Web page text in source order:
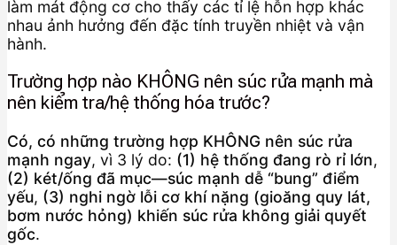
làm mát động cơ cho thấy các tỉ lệ hỗn hợp khác
nhau ảnh hưởng đến đặc tính truyền nhiệt và vận
hành.
Trường hợp nào KHÔNG nên súc rửa mạnh mà
nên kiểm tra/hệ thống hóa trước?
Có, có những trường hợp KHÔNG nên súc rửa
mạnh ngay, vì 3 lý do: (1) hệ thống đang rò rỉ lớn,
(2) két/ống đã mục—súc mạnh dễ “bung” điểm
yếu, (3) nghi ngờ lỗi cơ khí nặng (gioăng quy lát,
bơm nước hỏng) khiến súc rửa không giải quyết
gốc.